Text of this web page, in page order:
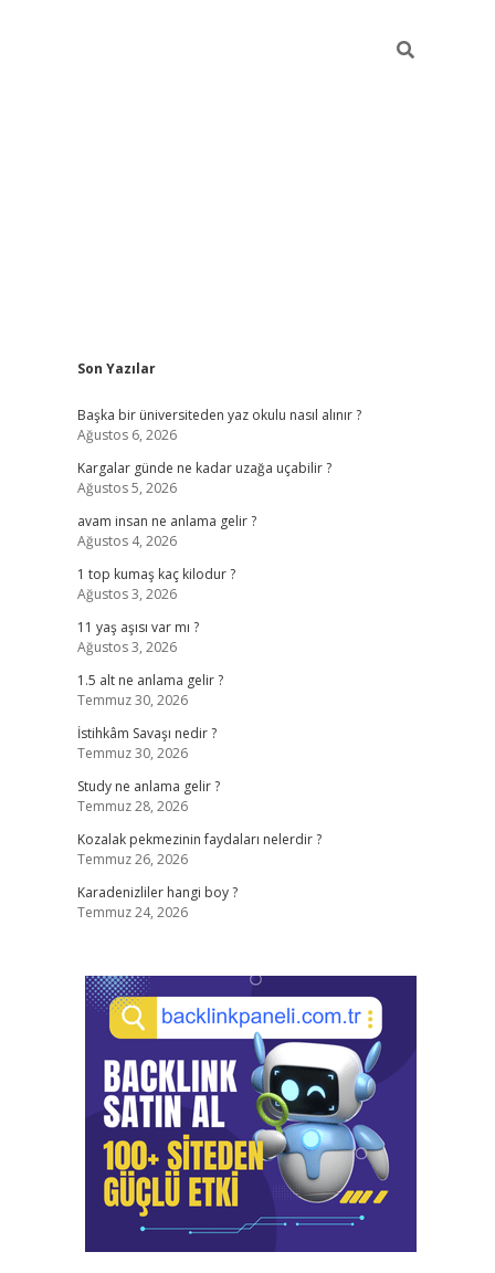
Sidebar
Son Yazılar
Başka bir üniversiteden yaz okulu nasıl alınır ?
Ağustos 6, 2026
Kargalar günde ne kadar uzağa uçabilir ?
Ağustos 5, 2026
avam insan ne anlama gelir ?
Ağustos 4, 2026
1 top kumaş kaç kilodur ?
Ağustos 3, 2026
11 yaş aşısı var mı ?
Ağustos 3, 2026
1.5 alt ne anlama gelir ?
Temmuz 30, 2026
İstihkâm Savaşı nedir ?
Temmuz 30, 2026
Study ne anlama gelir ?
Temmuz 28, 2026
Kozalak pekmezinin faydaları nelerdir ?
Temmuz 26, 2026
Karadenizliler hangi boy ?
Temmuz 24, 2026